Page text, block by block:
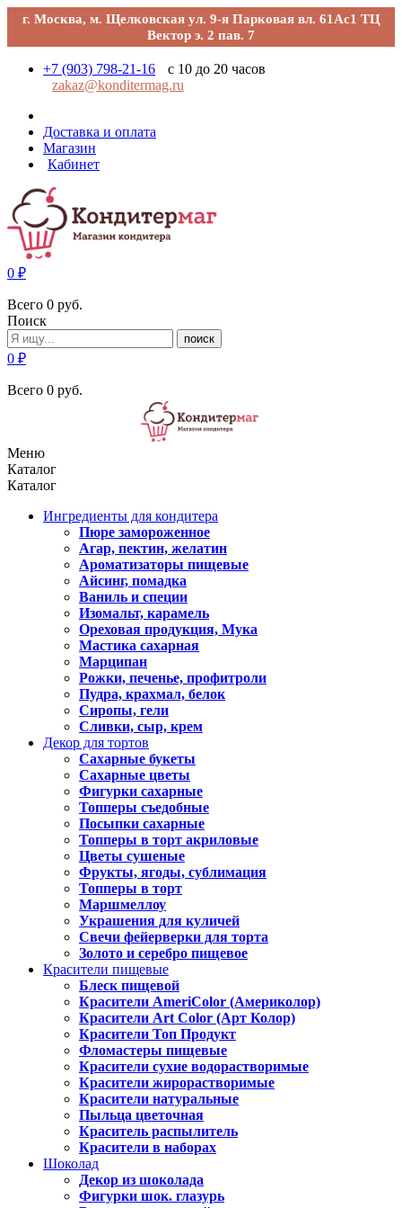
г. Москва, м. Щелковская ул. 9-я Парковая вл. 61Ас1 ТЦ
Вектор э. 2 пав. 7
+7 (903) 798-21-16
с 10 до 20 часов
zakaz@konditermag.ru
Доставка и оплата
Магазин
Кабинет
0 ₽
Всего 0 руб.
Поиск
поиск
0 ₽
Всего 0 руб.
Меню
Каталог
Каталог
Ингредиенты для кондитера
Пюре замороженное
Агар, пектин, желатин
Ароматизаторы пищевые
Айсинг, помадка
Ваниль и специи
Изомальт, карамель
Ореховая продукция, Мука
Мастика сахарная
Марципан
Рожки, печенье, профитроли
Пудра, крахмал, белок
Сиропы, гели
Сливки, сыр, крем
Декор для тортов
Сахарные букеты
Сахарные цветы
Фигурки сахарные
Топперы съедобные
Посыпки сахарные
Топперы в торт акриловые
Цветы сушеные
Фрукты, ягоды, сублимация
Топперы в торт
Маршмеллоу
Украшения для куличей
Свечи фейерверки для торта
Золото и серебро пищевое
Красители пищевые
Блеск пищевой
Красители AmeriColor (Америколор)
Красители Art Color (Арт Колор)
Красители Топ Продукт
Фломастеры пищевые
Красители сухие водорастворимые
Красители жирорастворимые
Красители натуральные
Пыльца цветочная
Краситель распылитель
Красители в наборах
Шоколад
Декор из шоколада
Фигурки шок. глазурь